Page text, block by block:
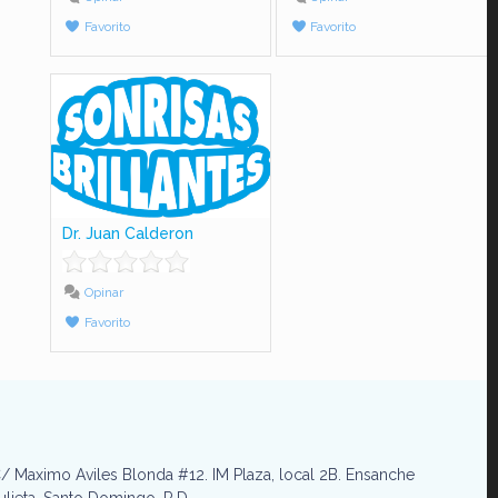
Favorito
Favorito
Dr. Juan Calderon
Opinar
Favorito
Maximo Aviles Blonda #12. IM Plaza, local 2B. Ensanche